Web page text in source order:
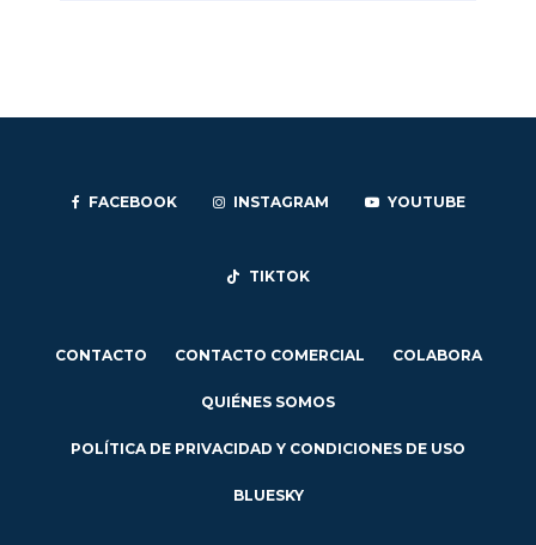
FACEBOOK INSTAGRAM YOUTUBE
TIKTOK
CONTACTO CONTACTO COMERCIAL COLABORA
QUIÉNES SOMOS
POLÍTICA DE PRIVACIDAD Y CONDICIONES DE USO
BLUESKY